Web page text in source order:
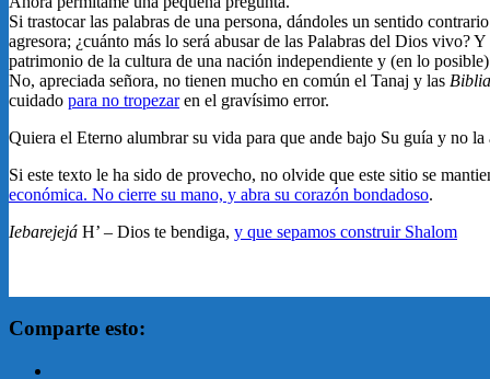
Si trastocar las palabras de una persona, dándoles un sentido
agresora; ¿cuánto más lo será abusar de las Palabras del Dios vivo?
patrimonio de la cultura de una nación independiente y (en lo
No, apreciada señora, no tienen mucho en común el Tanaj y las
cuidado para no tropezaren el gravísimo error.
Quiera el Eterno alumbrar su vida para que ande bajo Su guía y no la
Si este texto le ha sido de provecho, no olvide que este sitio se
económica. No cierre su mano, y abra su corazón bondadoso.
Iebarejejá H’ – Dios te bendiga, y que sepamos construir Shalom
Comparte esto: